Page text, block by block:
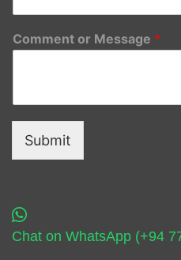
Comment or Message *
Submit
Chat on WhatsApp (+94